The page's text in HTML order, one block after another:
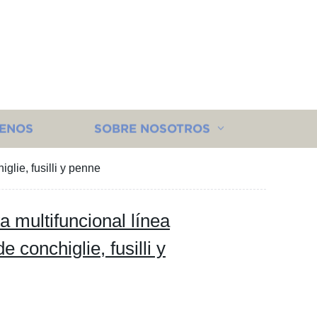
SOBRE NOSOTROS
fusilli y penne
multifuncional línea
conchiglie, fusilli y